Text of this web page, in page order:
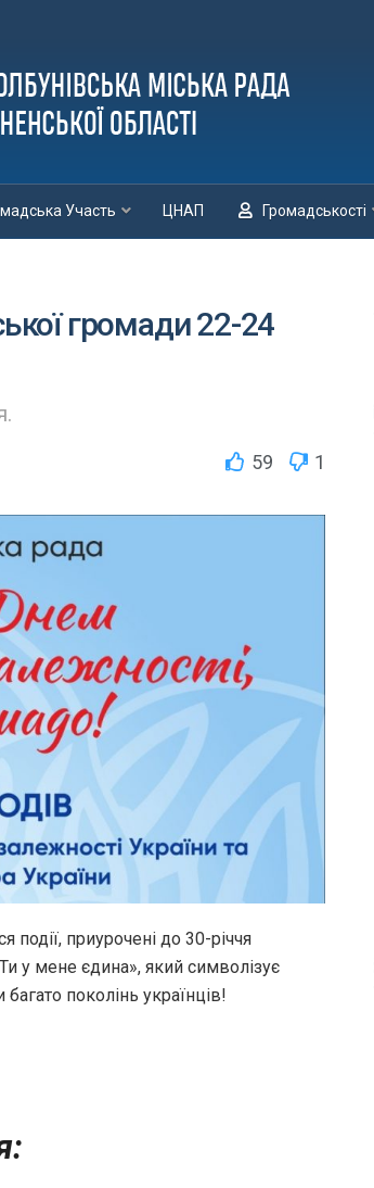
Участь ЦНАП Громадськості
громади 22-24
59 1
події, приурочені до 30-річчя
у мене єдина», який символізує
поколінь українців!